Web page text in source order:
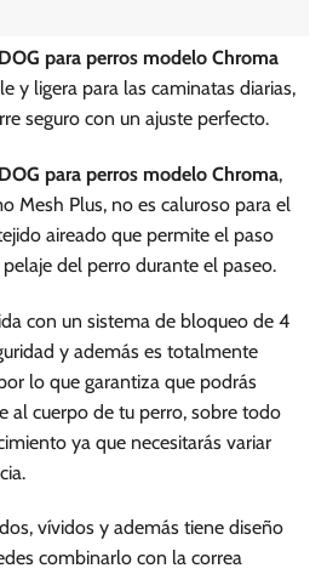
opciones
pueden
elegir
la
página
de
producto
para perros modelo Chroma
y ligera para las caminatas diarias,
seguro con un ajuste perfecto.
para perros modelo Chroma,
Mesh Plus, no es caluroso para el
aireado que permite el paso
del perro durante el paseo.
con un sistema de bloqueo de 4
y además es totalmente
lo que garantiza que podrás
al cuerpo de tu perro, sobre todo
ya que necesitarás variar
vívidos y además tiene diseño
combinarlo con la correa